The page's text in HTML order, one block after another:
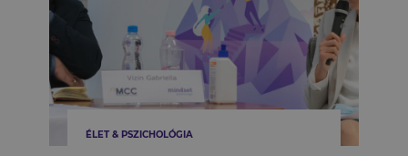
ÉLET & PSZICHOLÓGIA